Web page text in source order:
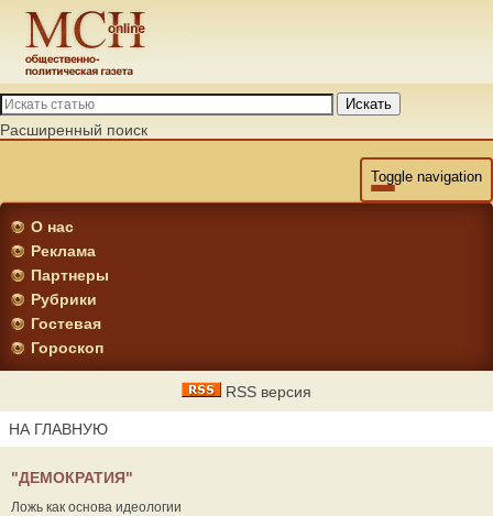
Искать
Расширенный поиск
Toggle navigation
О нас
Реклама
Партнеры
Рубрики
Гостевая
Гороскоп
RSS версия
НА ГЛАВНУЮ
"ДЕМОКРАТИЯ"
Ложь как основа идеологии